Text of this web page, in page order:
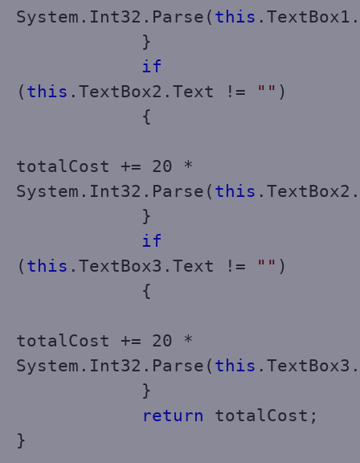
System.Int32.Parse( this
}
if
( this .TextBox2.Text != "" )
{
totalCost += 20 *
System.Int32.Parse( this
}
if
( this .TextBox3.Text != "" )
{
totalCost += 20 *
System.Int32.Parse( this
}
return totalCost;
}